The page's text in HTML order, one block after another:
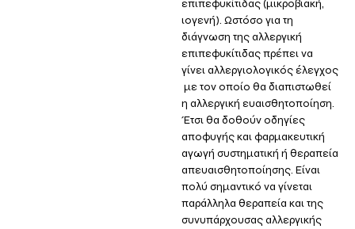
επιπεφυκίτιδας (μικροβιακή,
ιογενή). Ωστόσο για τη
διάγνωση της αλλεργική
επιπεφυκίτιδας πρέπει να
γίνει αλλεργιολογικός έλεγχος
με τον οποίο θα διαπιστωθεί
η αλλεργική ευαισθητοποίηση.
Έτσι θα δοθούν οδηγίες
αποφυγής και φαρμακευτική
αγωγή συστηματική ή θεραπεία
απευαισθητοποίησης. Είναι
πολύ σημαντικό να γίνεται
παράλληλα θεραπεία και της
συνυπάρχουσας αλλεργικής